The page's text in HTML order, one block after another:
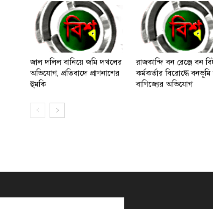
জাল দলিল বানিয়ে জমি দখলের
অভিযোগ, প্রতিবাদে প্রাণনাশের
হুমকি
রাজকান্দি বন রেঞ্জে বন
কর্মকর্তার বিরোদ্ধে
বাণিজ্যের অভিযোগ